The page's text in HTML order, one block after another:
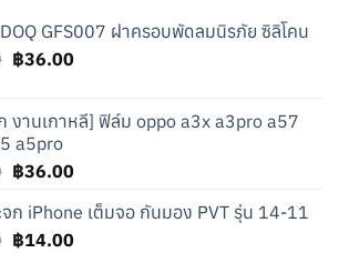
GFS007 ฝาครอบพัดลมนิรภัย ซิลิโคน
Original
฿40.00.
฿36.00Current
฿36.00.
งานเกาหลี] ฟิล์ม oppo a3x a3pro a57
a5pro
Original
was:
฿40.00.
฿36.00Current
is:
฿36.00.
ก iPhone เต็มจอ กันมอง PVT รุ่น 14-11
Original
฿14.00Current